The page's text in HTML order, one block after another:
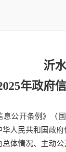
沂
年政府
公开条例》（
人民共和国政
体情况、主动